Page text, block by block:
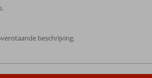
beschrijving.